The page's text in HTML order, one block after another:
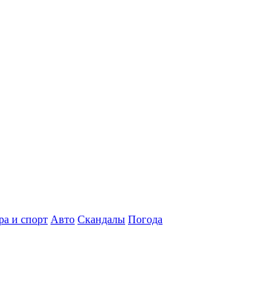
и спорт Авто Скандалы Погода